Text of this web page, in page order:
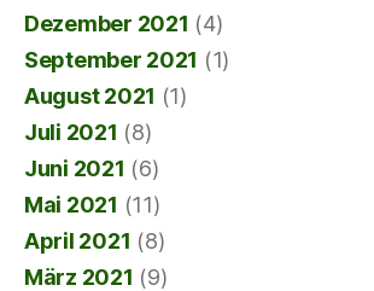
Dezember 2021 (4)
September 2021 (1)
August 2021 (1)
Juli 2021 (8)
Juni 2021 (6)
Mai 2021 (11)
April 2021 (8)
März 2021 (9)